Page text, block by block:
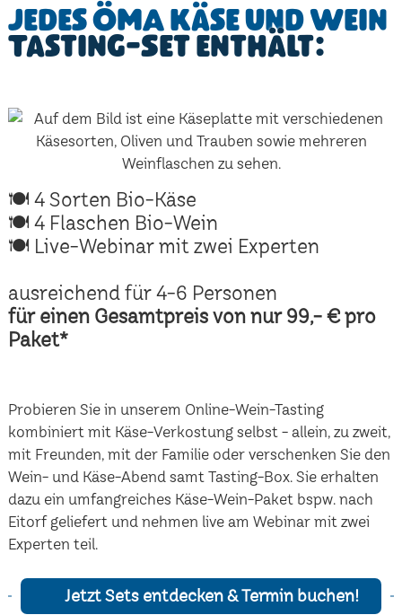
Jedes ÖMA Käse und Wein
Tasting-Set enthält:
🍽 4 Sorten Bio-Käse
🍽 4 Flaschen Bio-Wein
🍽 Live-Webinar mit zwei Experten
ausreichend für 4-6 Personen
für einen Gesamtpreis von nur 99,- € pro
Paket*
Probieren Sie in unserem Online-Wein-Tasting
kombiniert mit Käse-Verkostung selbst - allein, zu zweit,
mit Freunden, mit der Familie oder verschenken Sie den
Wein- und Käse-Abend samt Tasting-Box. Sie erhalten
dazu ein umfangreiches Käse-Wein-Paket bspw. nach
Eitorf geliefert und nehmen live am Webinar mit zwei
Experten teil.
Jetzt Sets entdecken & Termin buchen!